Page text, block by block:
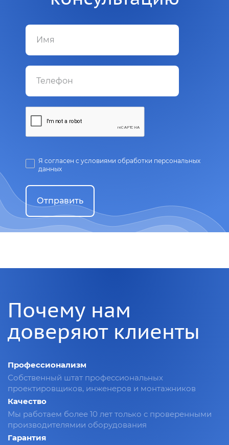
Я согласен с условиями обработки персональных
данных
Отправить
Почему нам
доверяют клиенты
Профессионализм
Собственный штат профессиональных
проектировщиков, инженеров и монтажников
Качество
Мы работаем более 10 лет только с проверенными
производителямии оборудования
Гарантия